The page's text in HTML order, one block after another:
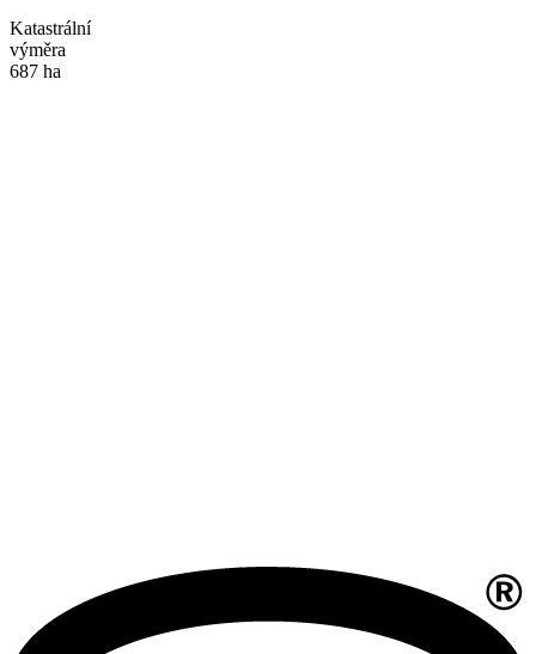
Katastrální
výměra
687 ha